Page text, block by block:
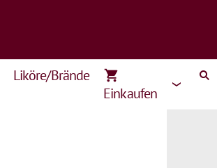
Liköre/Brände
Einkaufen